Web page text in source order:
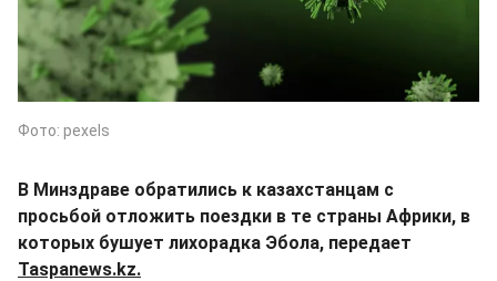
Фото: pexels
В Минздраве обратились к казахстанцам с
просьбой отложить поездки в те страны Африки, в
которых бушует лихорадка Эбола, передает
Taspanews.kz.